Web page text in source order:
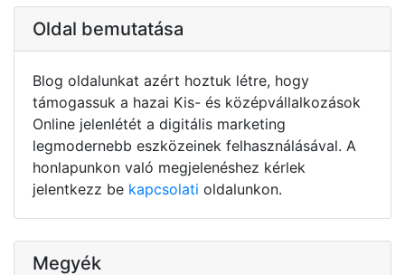
Oldal bemutatása
Blog oldalunkat azért hoztuk létre, hogy
támogassuk a hazai Kis- és középvállalkozások
Online jelenlétét a digitális marketing
legmodernebb eszközeinek felhasználásával. A
honlapunkon való megjelenéshez kérlek
jelentkezz be kapcsolati oldalunkon.
Megyék